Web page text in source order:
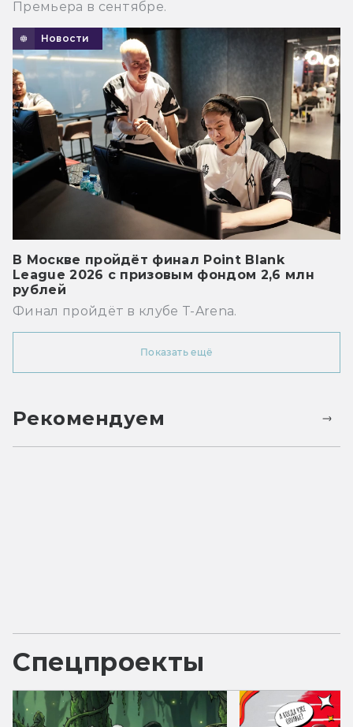
Премьера в сентябре.
Новости
В Москве пройдёт финал Point Blank
League 2026 с призовым фондом 2,6 млн
рублей
Финал пройдёт в клубе T-Arena.
Показать ещё
Рекомендуем
Спецпроекты